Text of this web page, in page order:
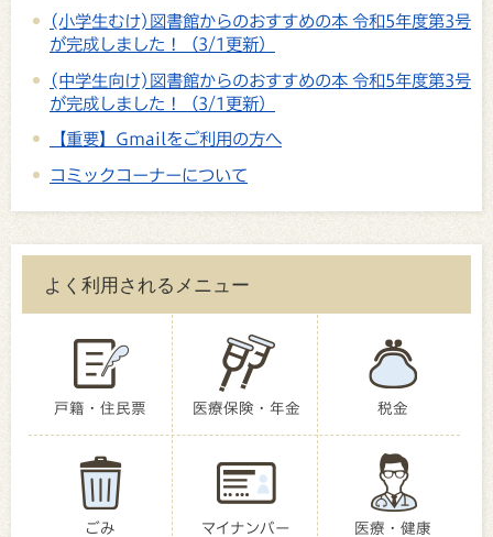
(小学生むけ)図書館からのおすすめの本 令和5年度第3号
が完成しました！（3/1更新）
(中学生向け)図書館からのおすすめの本 令和5年度第3号
が完成しました！（3/1更新）
【重要】Gmailをご利用の方へ
コミックコーナーについて
よく利用されるメニュー
戸籍・住民票 医療保険・年金 税金
ごみ マイナンバー 医療・健康